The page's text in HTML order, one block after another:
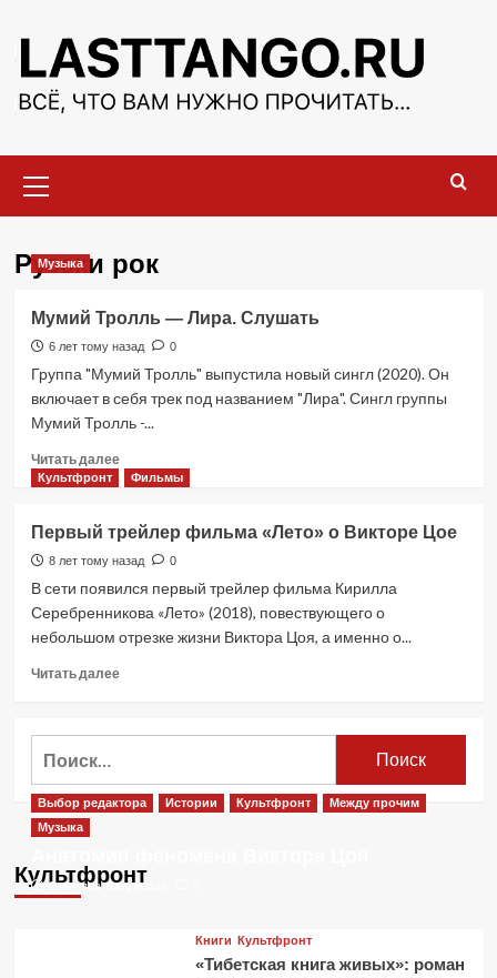
содержимому
меню
Русски рок
Музыка
Мумий Тролль — Лира. Слушать
6 лет тому назад 0
Группа "Мумий Тролль" выпустила новый сингл (2020). Он
включает в себя трек под названием "Лира". Сингл группы
Мумий Тролль -...
Читать далееПрочитать
больше
Тролль
—
Культфронт Фильмы
Первый трейлер фильма «Лето» о Викторе Цое
8 лет тому назад 0
В сети появился первый трейлер фильма Кирилла
Серебренникова «Лето» (2018), повествующего о
небольшом отрезке жизни Виктора Цоя, а именно о...
Читать далееПрочитать
Первый
«Лето»
о
Культфронт
Выбор редактора Истории Культфронт
Между прочим
Музыка
2 месяца тому назад
Книги Культфронт
«Тибетская книга живых»: роман